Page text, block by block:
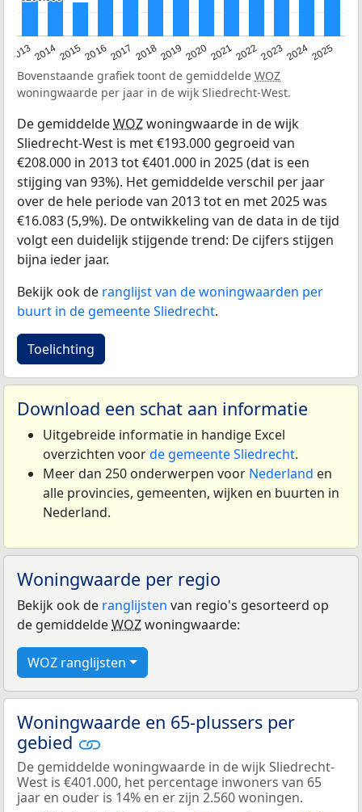
20132014201520162017 20182019 202020212022202320242025
Bovenstaande grafiek toont de gemiddelde WOZ
woningwaarde per jaar in de wijk Sliedrecht-West.
De gemiddeldeWOZwoningwaarde in de wijk
Sliedrecht-West is met €193.000 gegroeid van
€208.000 in 2013 tot €401.000 in 2025 (dat is een
stijging van 93%). Het gemiddelde verschil per jaar
over de hele periode van 2013 tot en met 2025 was
€16.083 (5,9%). De ontwikkeling van de data in de tijd
volgt een duidelijk stijgende trend: De cijfers stijgen
bijna ieder jaar.
Bekijk ook de ranglijst van de woningwaarden per
buurt in de gemeente Sliedrecht.
Toelichting
Download een schat aan informatie
Uitgebreide informatie in handige Excel
overzichten voorde gemeente Sliedrecht.
Meer dan 250 onderwerpen voor Nederland en
alle provincies, gemeenten, wijken en buurten in
Nederland.
Woningwaarde per regio
Bekijk ook de ranglijsten van regio's gesorteerd op
de gemiddeldeWOZwoningwaarde:
WOZ ranglijsten
Woningwaarde en 65-plussers per
gebied
De gemiddelde woningwaarde in de wijk Sliedrecht-
West is €401.000, het percentage inwoners van 65
jaar en ouder is 14% en er zijn 2.560 woningen.